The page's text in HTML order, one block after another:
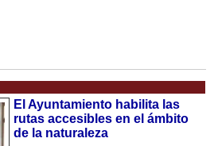
El Ayuntamiento habilita las
rutas accesibles en el ámbito
de la naturaleza